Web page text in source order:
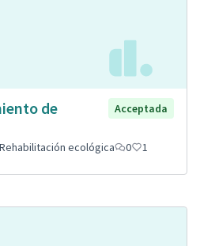
de
Acceptada
Rehabilitación ecológica 0 1